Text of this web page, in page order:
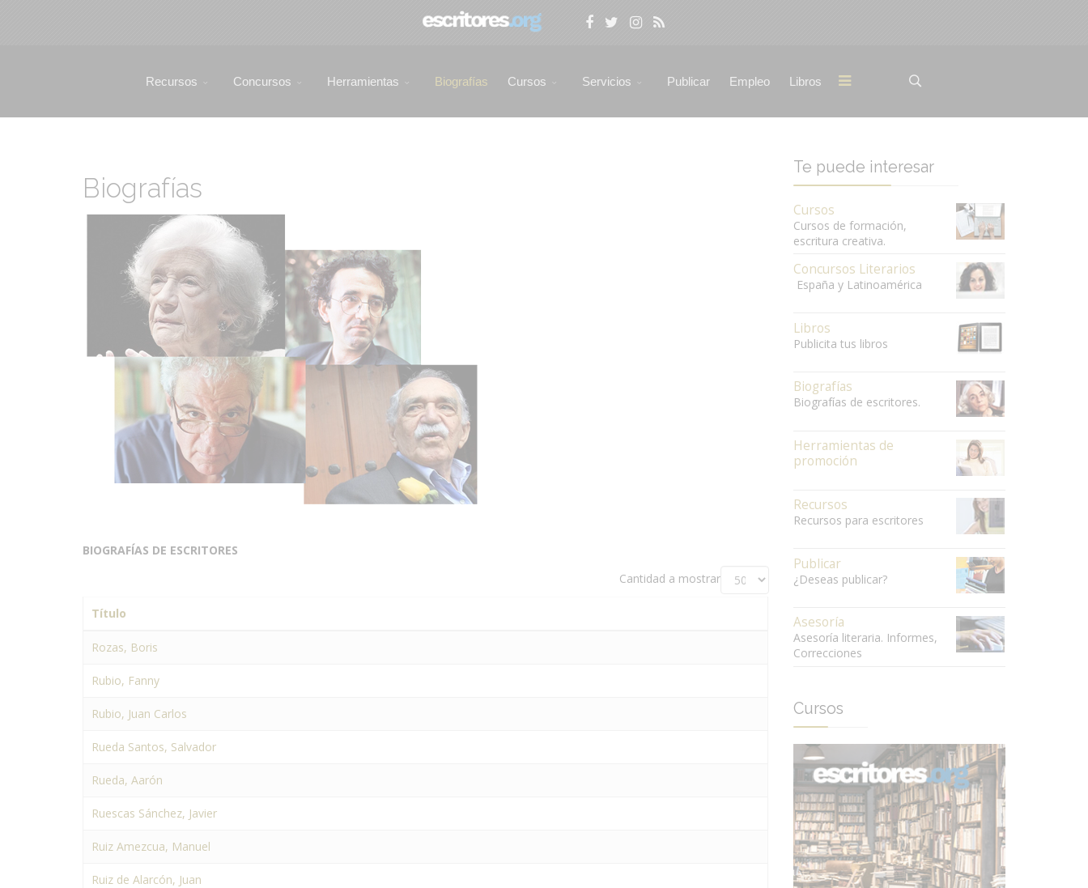
Recursos Concursos Herramientas Biografías Cursos Servicios Publicar Empleo Libros
Biografías
BIOGRAFÍAS DE ESCRITORES
Cantidad a mostrar
Título
Rozas, Boris
Rubio, Fanny
Rubio, Juan Carlos
Rueda Santos, Salvador
Rueda, Aarón
Ruescas Sánchez, Javier
Ruiz Amezcua, Manuel
Ruiz de Alarcón, Juan
Te puede interesar
Cursos
Cursos de formación,
escritura creativa.
Concursos Literarios
España y Latinoamérica
Libros
Publicita tus libros
Biografías
Biografías de escritores.
Herramientas de
promoción
Recursos
Recursos para escritores
Publicar
¿Deseas publicar?
Asesoría
Asesoría literaria. Informes,
Correcciones
Cursos